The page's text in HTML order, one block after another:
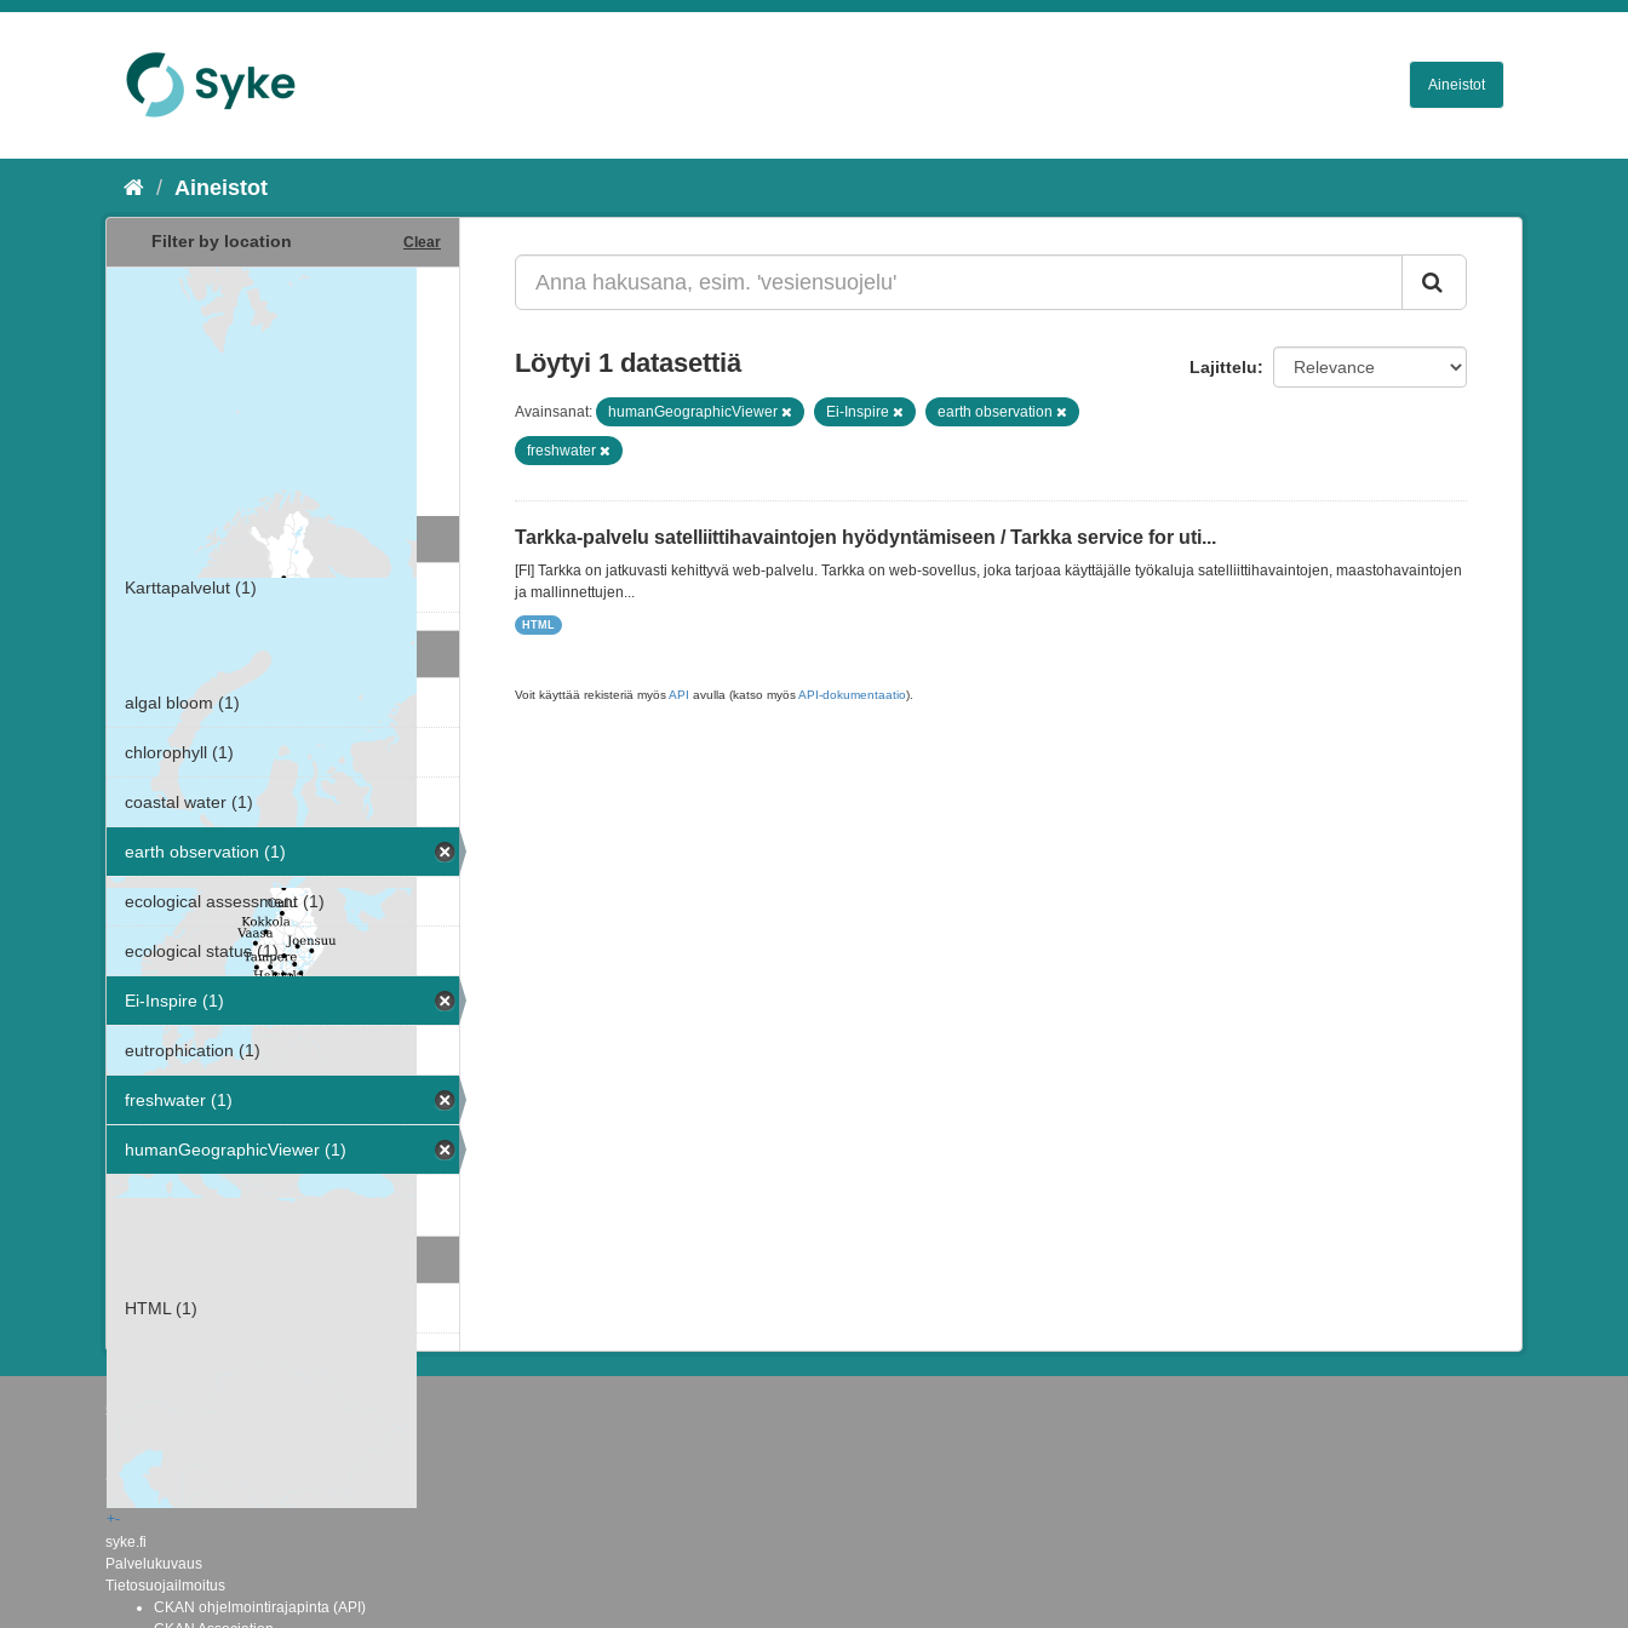
Aineistot
Aineistot
Filter by location Clear
+-
Resurssityypit
Karttapalvelut (1)
algal bloom (1)
chlorophyll (1)
coastal water (1)
earth observation (1)
ecological assessment (1)
ecological status (1)
Ei-Inspire (1)
eutrophication (1)
freshwater (1)
humanGeographicViewer (1)
Näytä useampia tietotyyppiä Avainsanat
HTML (1)
Lajittelu
Löytyi 1 datasettiä
Avainsanat: humanGeographicViewer Ei-Inspire earth observation
freshwater
Tarkka-palvelu satelliittihavaintojen hyödyntämiseen / Tarkka service for uti...
[FI] Tarkka on jatkuvasti kehittyvä web-palvelu. Tarkka on web-sovellus, joka tarjoaa käyttäjälle työkaluja satelliittihavaintojen, maastohavaintojen
ja mallinnettujen...
HTML
Voit käyttää rekisteriä myösAPI avulla (katso myösAPI-dokumentaatio).
Suomen ympäristökeskus
FI-00790 Helsinki
Switchboard: +358 295 251 000
Fax: 09 5490 2190
syke.fi
Palvelukuvaus
Tietosuojailmoitus
CKAN ohjelmointirajapinta (API)